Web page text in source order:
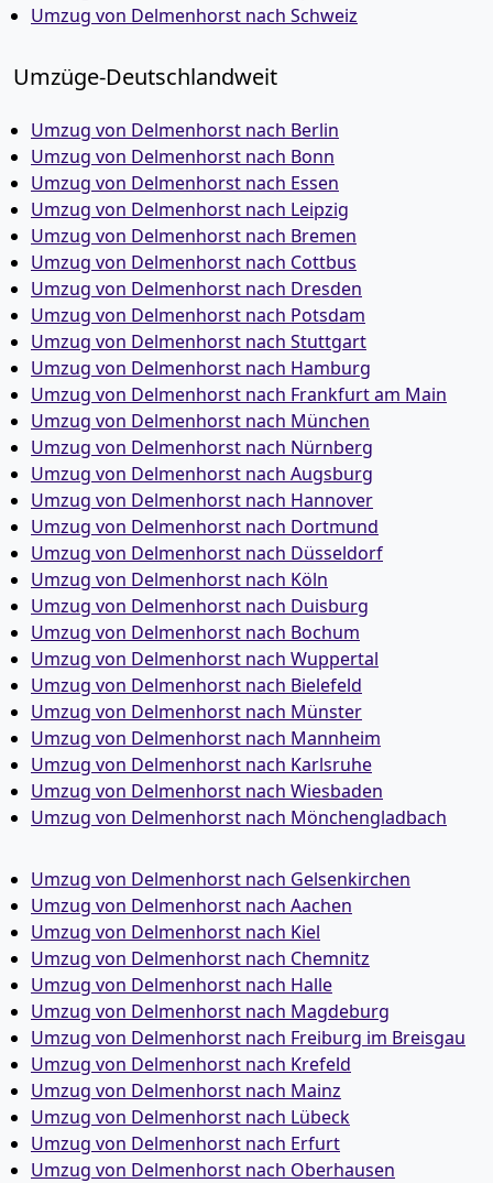
Umzug von Delmenhorst nach Schweiz
Umzüge-Deutschlandweit
Umzug von Delmenhorst nach Berlin
Umzug von Delmenhorst nach Bonn
Umzug von Delmenhorst nach Essen
Umzug von Delmenhorst nach Leipzig
Umzug von Delmenhorst nach Bremen
Umzug von Delmenhorst nach Cottbus
Umzug von Delmenhorst nach Dresden
Umzug von Delmenhorst nach Potsdam
Umzug von Delmenhorst nach Stuttgart
Umzug von Delmenhorst nach Hamburg
Umzug von Delmenhorst nach Frankfurt am Main
Umzug von Delmenhorst nach München
Umzug von Delmenhorst nach Nürnberg
Umzug von Delmenhorst nach Augsburg
Umzug von Delmenhorst nach Hannover
Umzug von Delmenhorst nach Dortmund
Umzug von Delmenhorst nach Düsseldorf
Umzug von Delmenhorst nach Köln
Umzug von Delmenhorst nach Duisburg
Umzug von Delmenhorst nach Bochum
Umzug von Delmenhorst nach Wuppertal
Umzug von Delmenhorst nach Bielefeld
Umzug von Delmenhorst nach Münster
Umzug von Delmenhorst nach Mannheim
Umzug von Delmenhorst nach Karlsruhe
Umzug von Delmenhorst nach Wiesbaden
Umzug von Delmenhorst nach Mönchen­gladbach
Umzug von Delmenhorst nach Gelsenkirchen
Umzug von Delmenhorst nach Aachen
Umzug von Delmenhorst nach Kiel
Umzug von Delmenhorst nach Chemnitz
Umzug von Delmenhorst nach Halle
Umzug von Delmenhorst nach Magdeburg
Umzug von Delmenhorst nach Freiburg im Breisgau
Umzug von Delmenhorst nach Krefeld
Umzug von Delmenhorst nach Mainz
Umzug von Delmenhorst nach Lübeck
Umzug von Delmenhorst nach Erfurt
Umzug von Delmenhorst nach Oberhausen